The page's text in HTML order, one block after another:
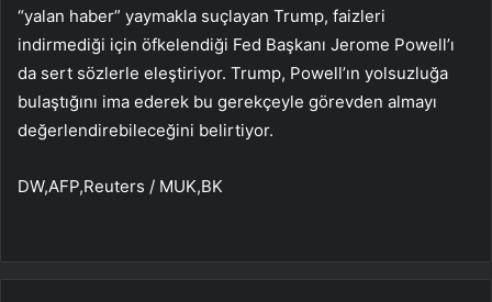
“yalan haber” yaymakla suçlayan Trump, faizleri
indirmediği için öfkelendiği Fed Başkanı Jerome Powell’ı
da sert sözlerle eleştiriyor. Trump, Powell’ın yolsuzluğa
bulaştığını ima ederek bu gerekçeyle görevden almayı
değerlendirebileceğini belirtiyor.
DW,AFP,Reuters / MUK,BK